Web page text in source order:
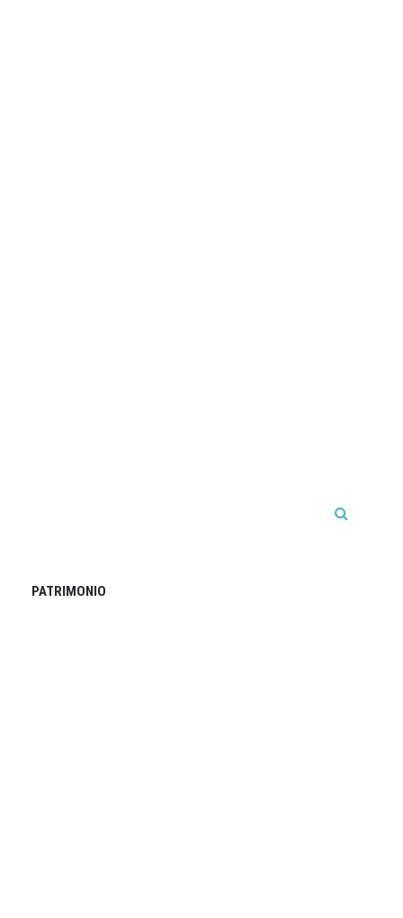
PATRIMONIO